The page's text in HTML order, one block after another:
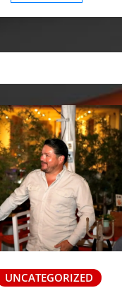
UNCATEGORIZED